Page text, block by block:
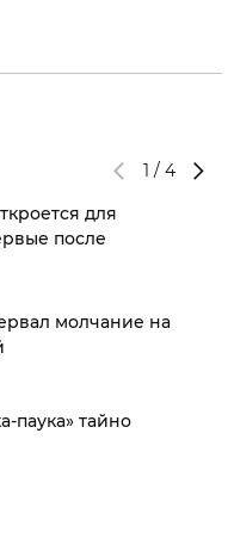
1 / 4
для
после
молчание на
паука» тайно